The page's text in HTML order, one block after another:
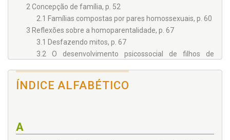
2 Concepção de família, p. 52
2.1 Famílias compostas por pares homossexuais, p. 60
3 Reflexões sobre a homoparentalidade, p. 67
3.1 Desfazendo mitos, p. 67
3.2 O desenvolvimento psicossocial de filhos de
4 Adoção por homossexuais, p. 95
4.1 Conceito de adoção e os procedimentos legais no
ÍNDICE ALFABÉTICO
A